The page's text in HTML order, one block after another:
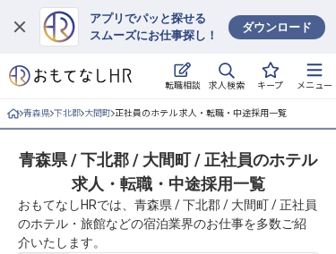
アプリでパッと探せる
スムーズにお仕事探し！
ダウンロード
転職相談 求人検索 キープ メニュー
ログイン
求人・施設を探す
就職・転職 合同説明会
おもてなしHRについて
青森県 下北郡 大間町 正社員のホテル 求人・転職・中途採用一覧
青森県 / 下北郡 / 大間町 / 正社員のホテル
求人・転職・中途採用一覧
おもてなしHRでは、青森県 / 下北郡 / 大間町 / 正社員
のホテル・旅館などの宿泊業界のお仕事を多数ご紹
介いたします。